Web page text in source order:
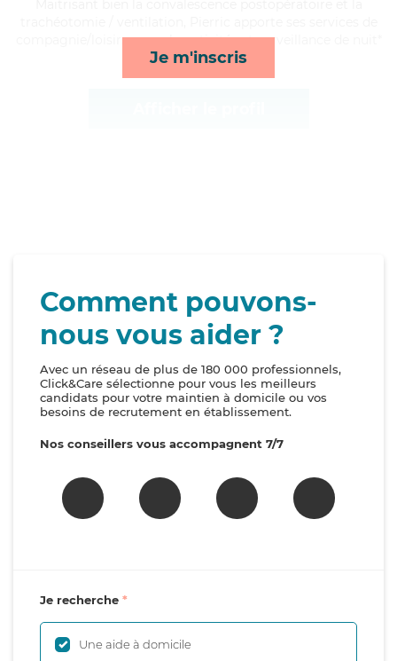
Je m'inscris
compagnie/loisirs, rappels, activités et surveillance de nuit*
Comment pouvons-
nous vous aider ?
Avec un réseau de plus de 180 000 professionnels,
Click&Care sélectionne pour vous les meilleurs
candidats pour votre maintien à domicile ou vos
besoins de recrutement en établissement.
Nos conseillers vous accompagnent 7/7
Je recherche
Une aide à domicile